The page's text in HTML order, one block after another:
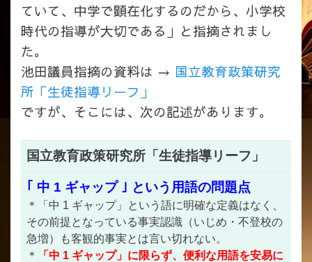
ていて、中学で顕在化するのだから、小学校
時代の指導が大切である」と指摘されまし
た。
池田議員指摘の資料は → 国立教育政策研究
所「生徒指導リーフ」
ですが、そこには、次の記述があります。
国立教育政策研究所「生徒指導リーフ」
｢ 中 1 ギャップ ｣ という用語の問題点
＊「中 1 ギャップ」という語に明確な定義はなく、
その前提となっている事実認識（いじめ・不登校の
急増）も客観的事実とは言い切れない。
＊
「中 1 ギャップ」に限らず、便利な用語を安易に